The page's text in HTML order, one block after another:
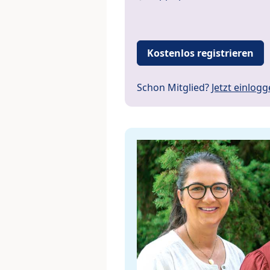
Kostenlos registrieren
Schon Mitglied? Jetzt